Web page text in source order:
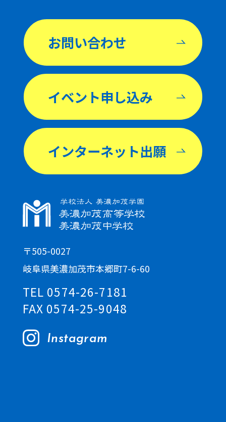
お問い合わせ
イベント申し込み
インターネット出願
〒505-0027
岐阜県美濃加茂市本郷町7-6-60
TEL 0574-26-7181
FAX 0574-25-9048
Instagram